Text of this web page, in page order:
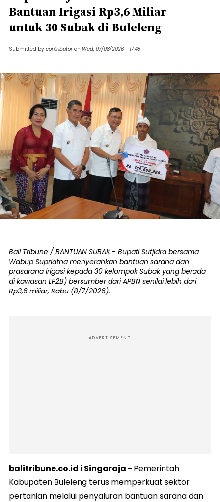
Bantuan Irigasi Rp3,6 Miliar
untuk 30 Subak di Buleleng
Submitted by contributor on Wed, 07/08/2026 - 17:48
Bali Tribune / BANTUAN SUBAK - Bupati Sutjidra bersama
Wabup Supriatna menyerahkan bantuan sarana dan
prasarana irigasi kepada 30 kelompok Subak yang berada
di kawasan LP2B) bersumber dari APBN senilai lebih dari
Rp3,6 miliar, Rabu (8/7/2026).
ADVERTISEMENT
balitribune.co.id i Singaraja - Pemerintah
Kabupaten Buleleng terus memperkuat sektor
pertanian melalui penyaluran bantuan sarana dan